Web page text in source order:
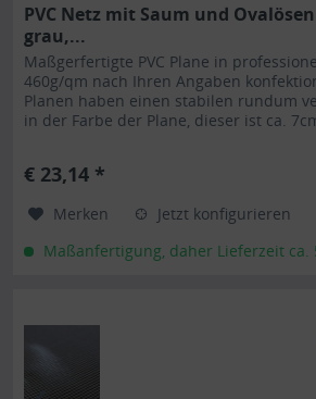
PVC Netz mit Saum und
grau,...
Maßgerfertigte PVC Plane in
460g/qm nach Ihren Angaben
Planen haben einen stabilen rundum
in der Farbe der Plane, dieser ist ca.
ist UV-stabilisiert und somit beständig...
€ 23,14 *
Merken
Jetzt konfigurieren
Maßanfertigung, daher Lieferzeit ca.